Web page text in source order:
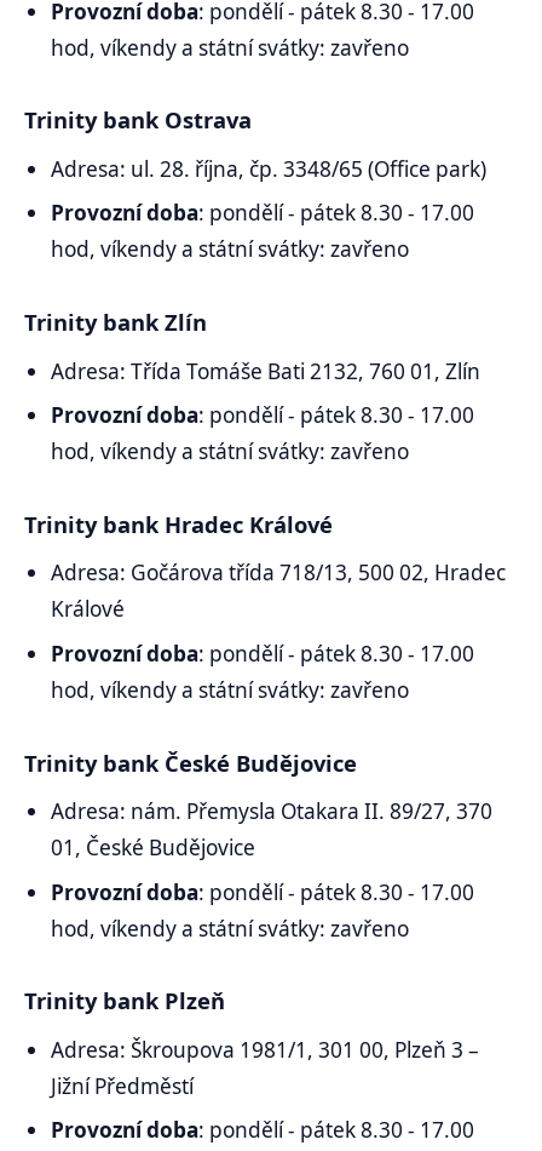
Provozní doba: pondělí - pátek 8.30 - 17.00
hod, víkendy a státní svátky: zavřeno
Trinity bank Ostrava
Adresa: ul. 28. října, čp. 3348/65 (Office park)
Provozní doba: pondělí - pátek 8.30 - 17.00
hod, víkendy a státní svátky: zavřeno
Trinity bank Zlín
Adresa: Třída Tomáše Bati 2132, 760 01, Zlín
Provozní doba: pondělí - pátek 8.30 - 17.00
hod, víkendy a státní svátky: zavřeno
Trinity bank Hradec Králové
Adresa: Gočárova třída 718/13, 500 02, Hradec
Králové
Provozní doba: pondělí - pátek 8.30 - 17.00
hod, víkendy a státní svátky: zavřeno
Trinity bank České Budějovice
Adresa: nám. Přemysla Otakara II. 89/27, 370
01, České Budějovice
Provozní doba: pondělí - pátek 8.30 - 17.00
hod, víkendy a státní svátky: zavřeno
Trinity bank Plzeň
Adresa: Škroupova 1981/1, 301 00, Plzeň 3 –
Jižní Předměstí
Provozní doba: pondělí - pátek 8.30 - 17.00